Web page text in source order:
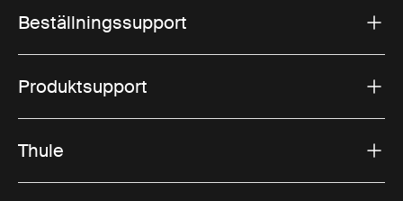
Beställningssupport
Produktsupport
Thule